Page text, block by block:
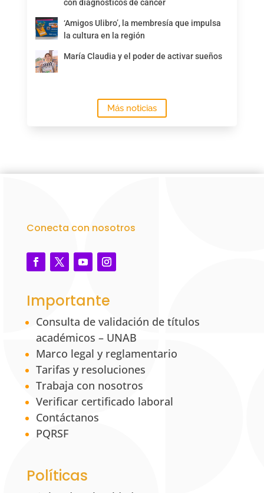
con diagnósticos de cáncer
‘Amigos Ulibro’, la membresía que impulsa
la cultura en la región
María Claudia y el poder de activar sueños
Más noticias
Conecta con nosotros
Importante
Consulta de validación de títulos
académicos – UNAB
Marco legal y reglamentario
Tarifas y resoluciones
Trabaja con nosotros
Verificar certificado laboral
Contáctanos
PQRSF
Políticas